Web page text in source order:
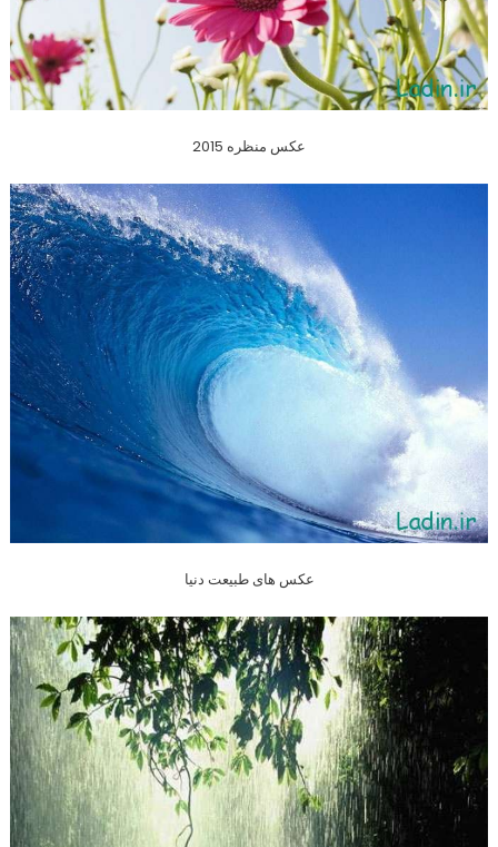
عکس منظره 2015
عکس های طبیعت دنیا